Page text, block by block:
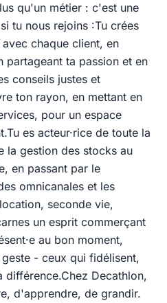
qu'un métier : c'est une
tu nous rejoins :Tu crées
chaque client, en
partageant ta passion et en
conseils justes et
ton rayon, en mettant en
pour un espace
es acteur·rice de toute la
la gestion des stocks au
en passant par le
omnicanales et les
seconde vie,
un esprit commerçant
au bon moment,
- ceux qui fidélisent,
Decathlon,
d'apprendre, de grandir.